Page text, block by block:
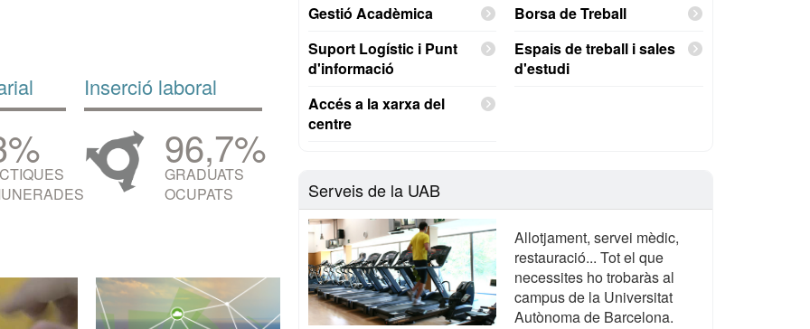
Gestió Acadèmica
Suport Logístic i Punt
d'informació
Accés a la xarxa del
centre
Borsa de Treball
Espais de treball i sales
d'estudi
Serveis de la UAB
Allotjament, servei mèdic,
restauració... Tot el que
necessites ho trobaràs al
campus de la Universitat
Autònoma de Barcelona.
Inserció laboral
96,7%
GRADUATS
OCUPATS